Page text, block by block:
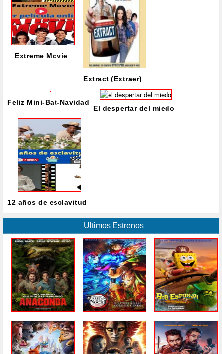
Extreme Movie
Extract (Extraer)
Feliz Mini-Bat-Navidad
El despertar del miedo
12 años de esclavitud
Ultimos Estrenos